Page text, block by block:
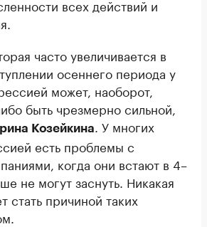
всех действий и
часто увеличивается в
осеннего периода у
может, наоборот,
быть чрезмерно сильной,
Козейкина
. У многих
есть проблемы с
когда они встают в 4–
не могут заснуть. Никакая
стать причиной таких